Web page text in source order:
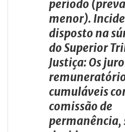
período
menor).
disposto na
do Superior
Justiça: Os
cumuláveis
comissão de
permanência,